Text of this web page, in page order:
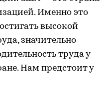
Именно это
высокой
значительно
труда у
Нам предстоит у